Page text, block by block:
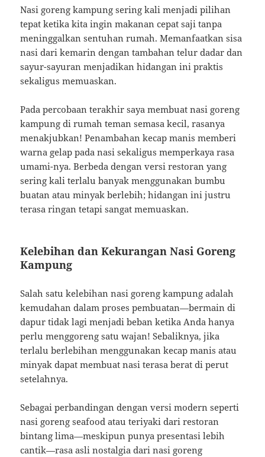
Nasi goreng kampung sering kali menjadi pilihan
tepat ketika kita ingin makanan cepat saji tanpa
meninggalkan sentuhan rumah. Memanfaatkan sisa
nasi dari kemarin dengan tambahan telur dadar dan
sayur-sayuran menjadikan hidangan ini praktis
sekaligus memuaskan.
Pada percobaan terakhir saya membuat nasi goreng
kampung di rumah teman semasa kecil, rasanya
menakjubkan! Penambahan kecap manis memberi
warna gelap pada nasi sekaligus memperkaya rasa
umami-nya. Berbeda dengan versi restoran yang
sering kali terlalu banyak menggunakan bumbu
buatan atau minyak berlebih; hidangan ini justru
terasa ringan tetapi sangat memuaskan.
Kelebihan dan Kekurangan Nasi Goreng
Kampung
Salah satu kelebihan nasi goreng kampung adalah
kemudahan dalam proses pembuatan—bermain di
dapur tidak lagi menjadi beban ketika Anda hanya
perlu menggoreng satu wajan! Sebaliknya, jika
terlalu berlebihan menggunakan kecap manis atau
minyak dapat membuat nasi terasa berat di perut
setelahnya.
Sebagai perbandingan dengan versi modern seperti
nasi goreng seafood atau teriyaki dari restoran
bintang lima—meskipun punya presentasi lebih
cantik—rasa asli nostalgia dari nasi goreng